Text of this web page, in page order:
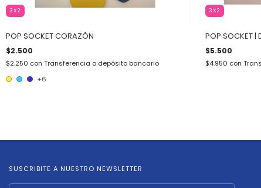
3X2
POP SOCKET CORAZÓN
$2.500
$2.250 con Transferencia o depósito bancario
+6
3X2
POP SOCKET |
$5.500
$4.950 con
SUSCRIBITE A NUESTRO NEWSLETTER